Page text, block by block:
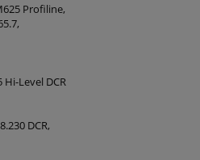
Profiline,
Hi-Level DCR
DCR,